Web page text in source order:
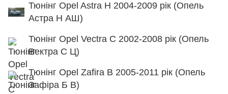
Тюнінг Opel Astra H 2004-2009 рік (Опель
Астра Н АШ)
Тюнінг Opel Vectra C 2002-2008 рік (Опель
Вектра С Ц)
Тюнінг Opel Zafira B 2005-2011 рік (Опель
Зафіра Б В)